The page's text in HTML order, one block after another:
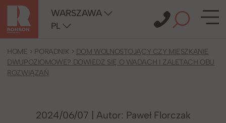
WARSZAWA
PL
HOME > PORADNIK > DOM WOLNOSTOJĄCY CZY MIESZKANIE
DWUPOZIOMOWE? DOWIEDZ SIĘ O WADACH I ZALETACH OBU
ROZWIĄZAŃ
2024/06/07 | Autor: Paweł Florczak